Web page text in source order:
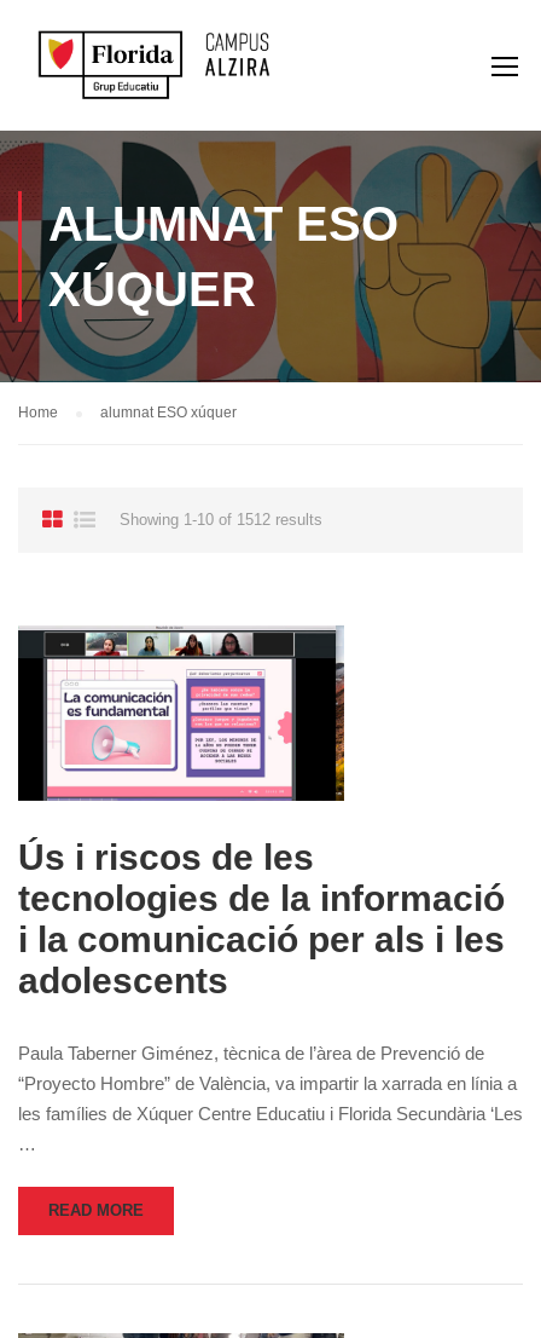
ALUMNAT ESO
XÚQUER
Home alumnat ESO xúquer
Showing 1-10 of 1512 results
Ús i riscos de les
tecnologies de la informació
i la comunicació per als i les
adolescents
Paula Taberner Giménez, tècnica de l’àrea de Prevenció de
“Proyecto Hombre” de València, va impartir la xarrada en línia a
les famílies de Xúquer Centre Educatiu i Florida Secundària ‘Les
…
READ MORE